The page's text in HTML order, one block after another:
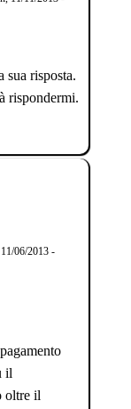
sua risposta.
rispondermi.
06/2013 -
il
oltre il